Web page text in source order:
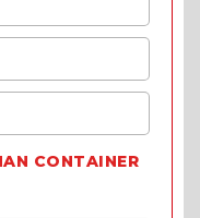
CONTAINER